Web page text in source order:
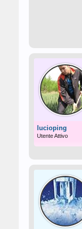
lucioping
Utente Attivo